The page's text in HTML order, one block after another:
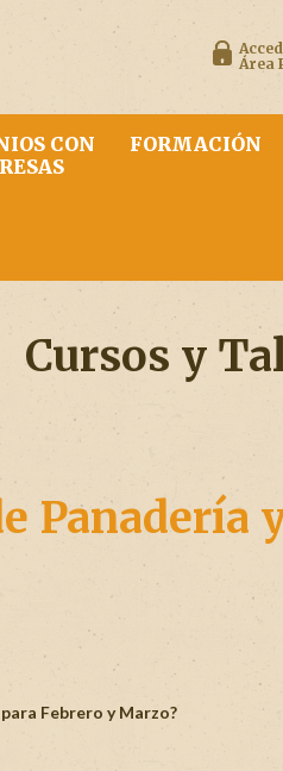
Área
CON
FORMACIÓN
Cursos y
Panadería
Febrero y Marzo?